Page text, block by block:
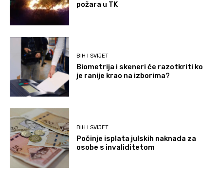
požara u TK
BIH I SVIJET
Biometrija i skeneri će razotkriti ko
je ranije krao na izborima?
BIH I SVIJET
Počinje isplata julskih naknada za
osobe s invaliditetom